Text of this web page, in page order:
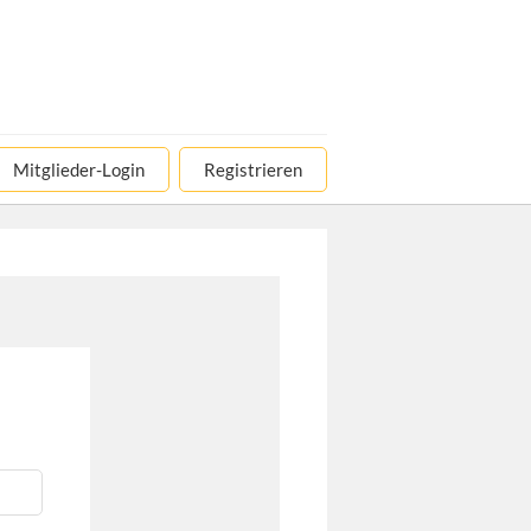
Mitglieder-Login Registrieren